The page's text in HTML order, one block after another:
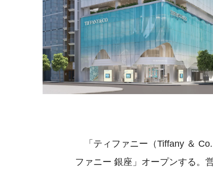
「ティファニー（Tiffany ＆
ファニー 銀座」オープンする。